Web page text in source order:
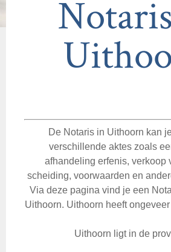
De Notaris in Uithoorn kan
verschillende aktes zoals
afhandeling erfenis, verkoop
scheiding, voorwaarden en
Via deze pagina vind je een
Uithoorn. Uithoorn heeft
Uithoorn ligt in de